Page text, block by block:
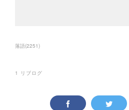
落語(2251)
1 リブログ